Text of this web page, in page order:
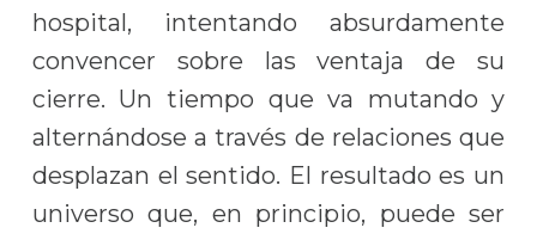
hospital, intentando absurdamente
convencer sobre las ventaja de su
cierre. Un tiempo que va mutando y
alternándose a través de relaciones que
desplazan el sentido. El resultado es un
universo que, en principio, puede ser